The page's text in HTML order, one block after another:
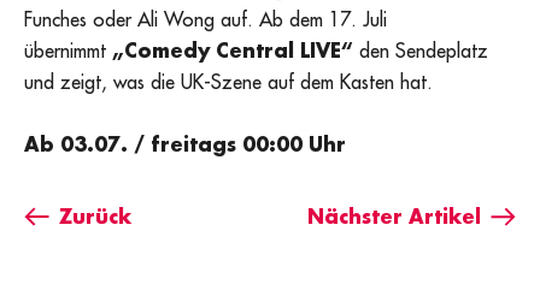
Funches oder Ali Wong auf. Ab dem 17. Juli
übernimmt „Comedy Central LIVE“ den Sendeplatz
und zeigt, was die UK-Szene auf dem Kasten hat.
Ab 03.07. / freitags 00:00 Uhr
Zurück Nächster Artikel